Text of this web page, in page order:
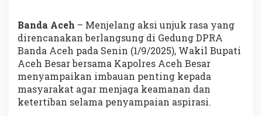
Banda Aceh – Menjelang aksi unjuk rasa yang
direncanakan berlangsung di Gedung DPRA
Banda Aceh pada Senin (1/9/2025), Wakil Bupati
Aceh Besar bersama Kapolres Aceh Besar
menyampaikan imbauan penting kepada
masyarakat agar menjaga keamanan dan
ketertiban selama penyampaian aspirasi.